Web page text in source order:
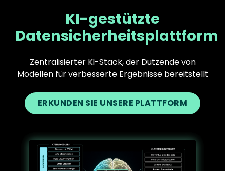
KI-gestützte
Datensicherheitsplattform
Zentralisierter KI-Stack, der Dutzende von
Modellen für verbesserte Ergebnisse bereitstellt
ERKUNDEN SIE UNSERE PLATTFORM